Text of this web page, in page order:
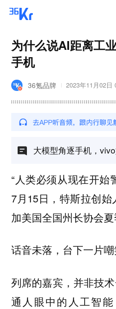
为什么说AI距离工
手机
36氪品牌 2023年11月02日
大模型角逐手机，
“人类必须从现在开
7月15日，特斯拉创
加美国全国州长协会夏
话音未落，台下一片嘲
列席的嘉宾，并非技
通人眼中的人工智